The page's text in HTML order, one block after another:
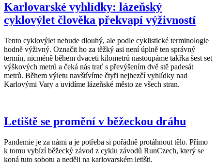
Karlovarské vyhlídky: lázeňský
cyklovýlet člověka překvapí výživností
Tento cyklovýlet nebude dlouhý, ale podle cyklistické terminologie
hodně výživný. Označit ho za těžký asi není úplně ten správný
termín, nicméně během dvaceti kilometrů nastoupáme takřka šest set
výškových metrů a čeká nás trať s převýšením dvě stě padesát
metrů. Během výletu navštívíme čtyři nejhezčí vyhlídky nad
Karlovými Vary a uvidíme lázeňské město ze všech stran.
Letiště se promění v běžeckou dráhu
Pandemie je za námi a je potřeba si pořádně protáhnout tělo. Přímo
k tomu vybízí běžecký závod z cyklu závodů RunCzech, který se
koná tuto sobotu a neděli na karlovarském letišti.